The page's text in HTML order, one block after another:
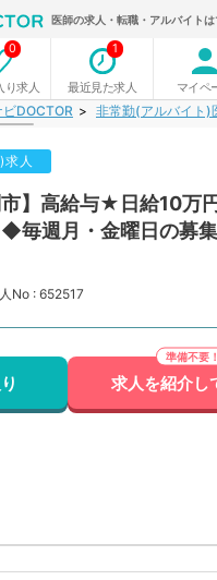
医師の求人・転職・アルバイト
り求人
0
最近見た求人
1
マイペ
DOCTOR 非常勤(アルバイト)
人
市】高給与★日給10万
毎週月・金曜日の募
No : 652517
求人を紹介し